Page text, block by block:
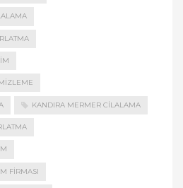
KANDIRA MERMER CILALAMA
FIRMASI